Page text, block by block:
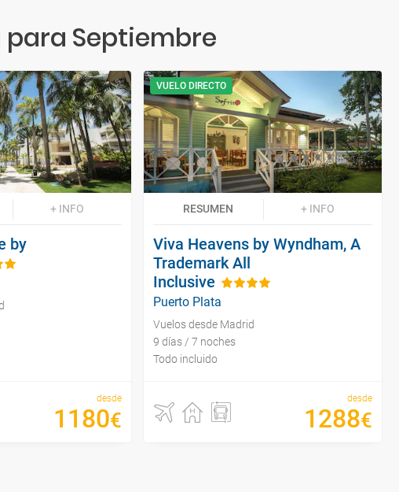
Septiembre
+ INFO
by
desde
1180€
VUELO DIRECTO
RESUMEN + INFO
Viva Heavens by Wyndham, A
Trademark All
Inclusive
Puerto Plata
Vuelos desde Madrid
9 días / 7 noches
Todo incluido
desde
1288€